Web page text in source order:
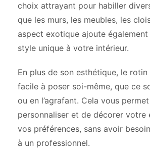
choix attrayant pour habiller
que les murs, les meubles, les
aspect exotique ajoute
style unique à votre intérieur.
En plus de son esthétique, le
facile à poser soi-même, que ce
ou en l’agrafant. Cela vous
personnaliser et de décorer votre
vos préférences, sans avoir
à un professionnel.